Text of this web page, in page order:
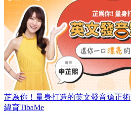
芷為你！量身打造的英文發音矯正術
緯育TibaMe